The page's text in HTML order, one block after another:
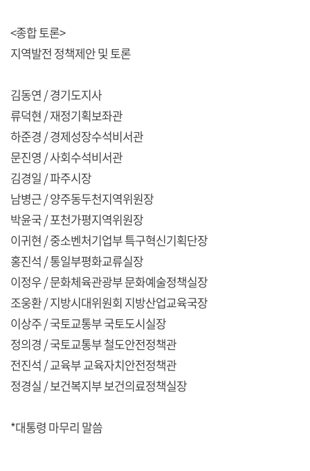
<종합 토론>
지역발전 정책제안 및 토론
김동연 / 경기도지사
류덕현 / 재정기획보좌관
하준경 / 경제성장수석비서관
문진영 / 사회수석비서관
김경일 / 파주시장
남병근 / 양주동두천지역위원장
박윤국 / 포천가평지역위원장
이귀현 / 중소벤처기업부 특구혁신기획단장
홍진석 / 통일부평화교류실장
이정우 / 문화체육관광부 문화예술정책실장
조웅환 / 지방시대위원회 지방산업교육국장
이상주 / 국토교통부 국토도시실장
정의경 / 국토교통부 철도안전정책관
전진석 / 교육부 교육자치안전정책관
정경실 / 보건복지부 보건의료정책실장
*대통령 마무리 말씀